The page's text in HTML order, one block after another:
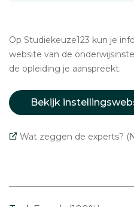
Op Studiekeuze123 kun je
website van de
de opleiding je aanspreekt.
Bekijk
Wat zeggen de experts?